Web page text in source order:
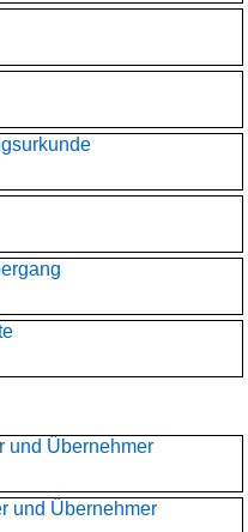
und Übernehmer
und Übernehmer